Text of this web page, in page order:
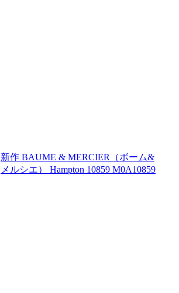
新作 BAUME & MERCIER（ボーム&
メルシエ）
Hampton 10859 M0A10859